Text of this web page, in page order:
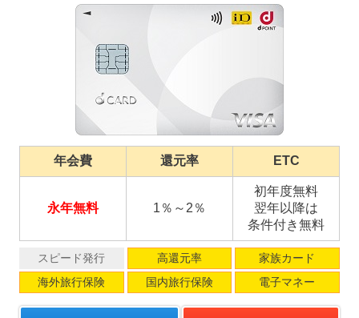
年会費 還元率 ETC
永年無料 1％～2％
初年度無料
翌年以降は
条件付き無料
スピード発行 高還元率
家族カード
海外旅行保険
国内旅行保険 電子マネー